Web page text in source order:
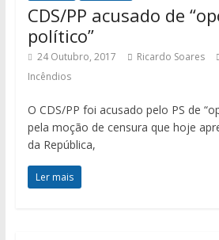
CDS/PP acusado de
político”
24 Outubro, 2017 Ricardo Soares
Incêndios
O CDS/PP foi acusado pelo PS de
pela moção de censura que hoje
da República,
Ler mais